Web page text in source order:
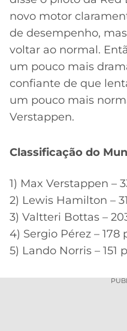
novo motor
de desempenho,
voltar ao normal.
um pouco mais
confiante de que
um pouco mais
Verstappen.
Classificação do
1) Max Verstappen –
2) Lewis Hamilton –
3) Valtteri Bottas –
4) Sergio Pérez – 178
5) Lando Norris – 151